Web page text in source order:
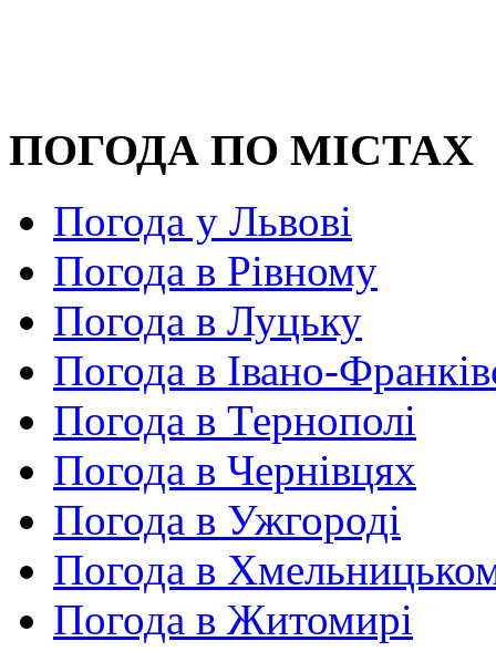
ПОГОДА ПО МІСТАХ
Погода у Львові
Погода в Рівному
Погода в Луцьку
Погода в Івано-
Погода в Тернополі
Погода в Чернівцях
Погода в Ужгороді
Погода в
Погода в Житомирі